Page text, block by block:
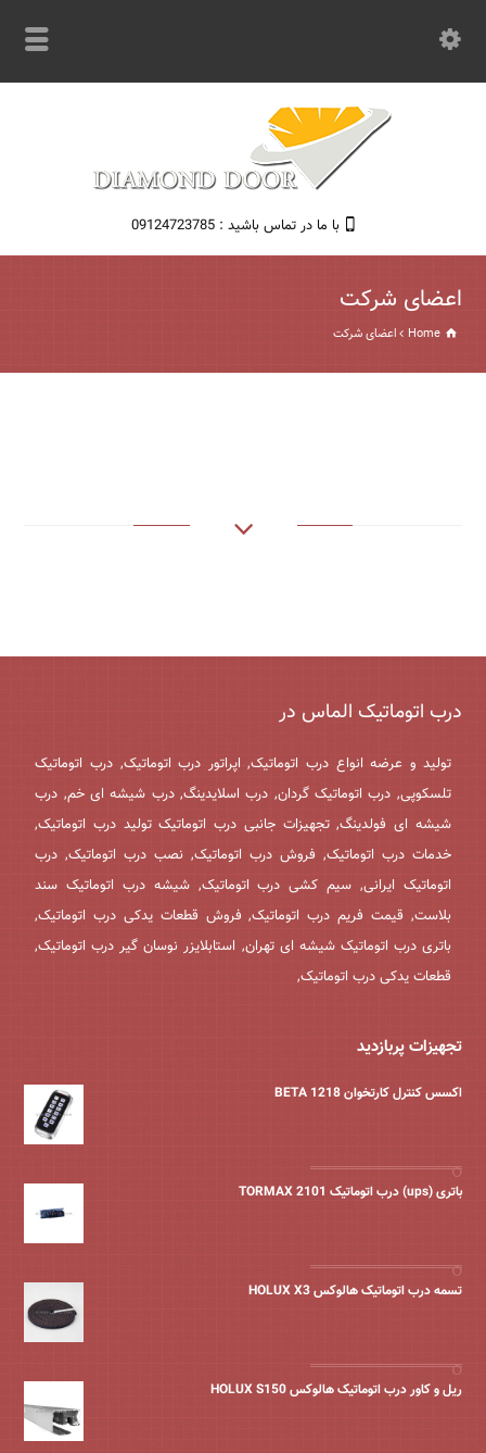
با ما در تماس باشید : 09124723785
اعضای شرکت
Home اعضای شرکت
درب اتوماتیک الماس در
تولید و عرضه انواع درب اتوماتیک, اپراتور درب اتوماتیک, درب اتوماتیک
تلسکوپی, درب اتوماتیک گردان, درب اسلایدینگ, درب شیشه ای خم, درب
شیشه ای فولدینگ, تجهیزات جانبی درب اتوماتیک تولید درب اتوماتیک,
خدمات درب اتوماتیک, فروش درب اتوماتیک, نصب درب اتوماتیک, درب
اتوماتیک ایرانی, سیم کشی درب اتوماتیک, شیشه درب اتوماتیک سند
بلاست, قیمت فریم درب اتوماتیک, فروش قطعات یدکی درب اتوماتیک,
باتری درب اتوماتیک شیشه ای تهران, استابلایزر نوسان گیر درب اتوماتیک,
قطعات یدکی درب اتوماتیک,
تجهیزات پربازدید
اکسس کنترل کارتخوان BETA 1218
باتری (ups) درب اتوماتیک TORMAX 2101
تسمه درب اتوماتیک هالوکس HOLUX X3
ریل و کاور درب اتوماتیک هالوکس HOLUX S150